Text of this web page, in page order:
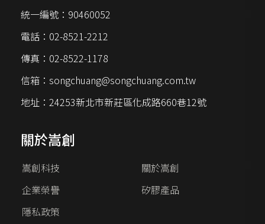
統一編號： 90460052
電話： 02-8521-2212
傳真： 02-8522-1178
信箱：songchuang@songchuang.com.tw
地址：24253新北市新莊區化成路660巷12號
關於嵩創
嵩創科技
關於嵩創
企業榮譽
矽膠產品
隱私政策